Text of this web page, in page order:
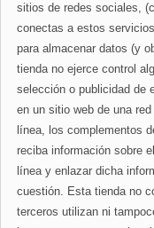
sitios de redes sociales,
conectas a estos
para almacenar datos (y
tienda no ejerce control
selección o publicidad de
en un sitio web de una
línea, los complementos
reciba información sobre
línea y enlazar dicha
cuestión. Esta tienda no
terceros utilizan ni